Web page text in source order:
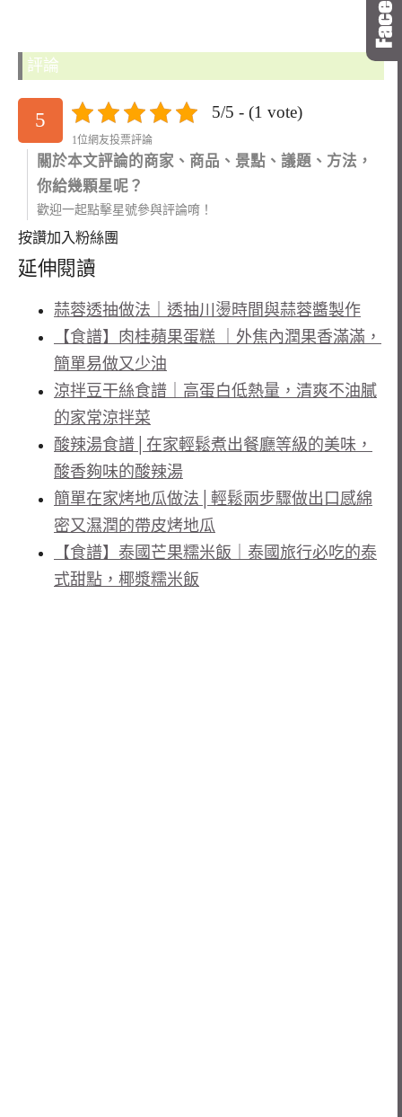
評論
5 5/5 - (1 vote)
1位網友投票評論
關於本文評論的商家、商品、景點、議題、方法，
你給幾顆星呢？
歡迎一起點擊星號參與評論唷！
按讚加入粉絲團
延伸閱讀
蒜蓉透抽做法｜透抽川燙時間與蒜蓉醬製作
【食譜】肉桂蘋果蛋糕 ｜外焦內潤果香滿滿，
簡單易做又少油
涼拌豆干絲食譜｜高蛋白低熱量，清爽不油膩
的家常涼拌菜
酸辣湯食譜│在家輕鬆煮出餐廳等級的美味，
酸香夠味的酸辣湯
簡單在家烤地瓜做法│輕鬆兩步驟做出口感綿
密又濕潤的帶皮烤地瓜
【食譜】泰國芒果糯米飯｜泰國旅行必吃的泰
式甜點，椰漿糯米飯